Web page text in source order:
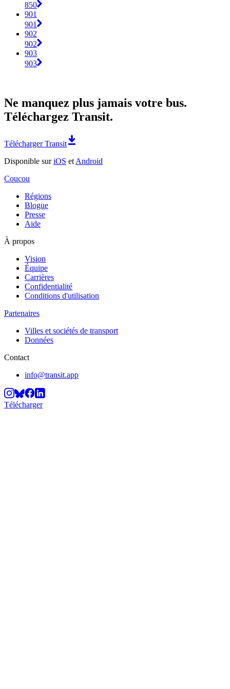
850
901
901
902
902
903
903
Ne manquez plus jamais votre bus.
Téléchargez Transit.
Télécharger Transit
Disponible suriOS et Android
Coucou
Régions
Blogue
Presse
Aide
À propos
Vision
Équipe
Carrières
Confidentialité
Conditions d'utilisation
Partenaires
Villes et sociétés de transport
Données
Contact
info@transit.app
Télécharger